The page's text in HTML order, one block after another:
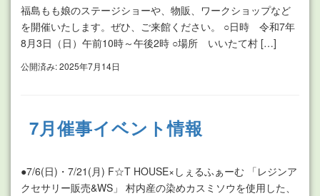
福島もも娘のステージショーや、物販、ワークショップなど
を開催いたします。ぜひ、ご来館ください。 ○日時 令和7年
8月3日（日）午前10時～午後2時 ○場所 いいたて村 […]
公開済み: 2025年7月14日
7月催事イベント情報
●7/6(日)・7/21(月) F☆T HOUSE×しぇるふぁーむ 「レジンア
クセサリー販売&WS」 村内産の染めカスミソウを使用した、